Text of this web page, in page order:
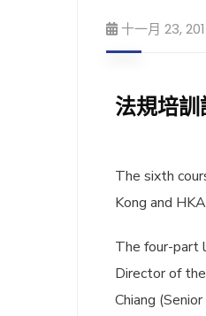
十一月 23,
法規培
The sixth
Kong and
The four-part
Director of
Chiang